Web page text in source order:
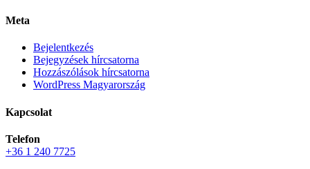
Meta
Bejelentkezés
Bejegyzések hírcsatorna
Hozzászólások hírcsatorna
WordPress Magyarország
Kapcsolat
Telefon
+36 1 240 7725